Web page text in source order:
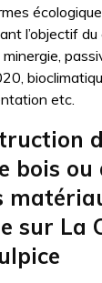
l’objectif
etc.
bois ou
sur La